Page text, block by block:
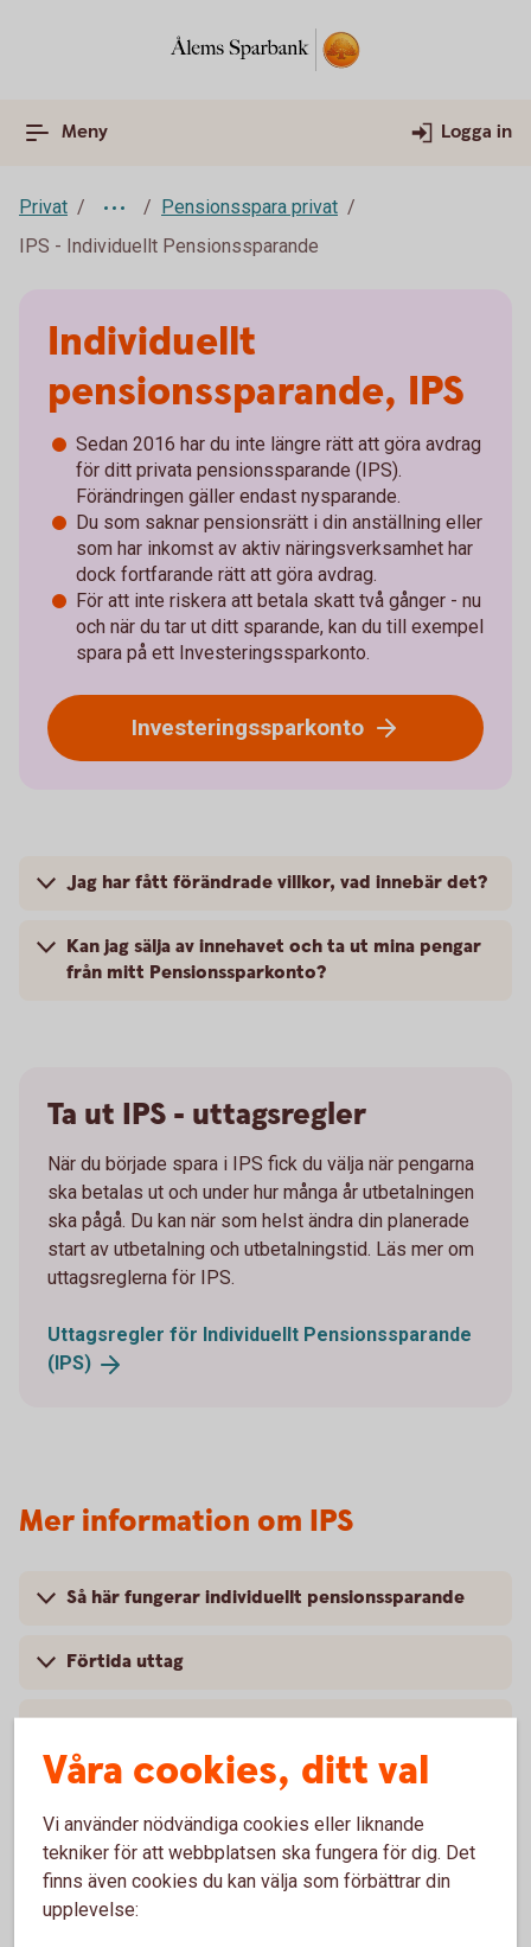
Meny Logga in
Privat
Pensionsspara privat
IPS - Individuellt Pensionssparande
Individuellt
pensionssparande, IPS
Sedan 2016 har du inte längre rätt att göra avdrag
för ditt privata pensionssparande (IPS).
Förändringen gäller endast nysparande.
Du som saknar pensionsrätt i din anställning eller
som har inkomst av aktiv näringsverksamhet har
dock fortfarande rätt att göra avdrag.
För att inte riskera att betala skatt två gånger - nu
och när du tar ut ditt sparande, kan du till exempel
spara på ett Investeringssparkonto.
Investeringssparkonto
Jag har fått förändrade villkor, vad innebär det?
Kan jag sälja av innehavet och ta ut mina pengar
från mitt Pensionssparkonto?
Ta ut IPS - uttagsregler
När du började spara i IPS fick du välja när pengarna
ska betalas ut och under hur många år utbetalningen
ska pågå. Du kan när som helst ändra din planerade
start av utbetalning och utbetalningstid. Läs mer om
uttagsreglerna för IPS.
Uttagsregler för Individuellt Pensionssparande
(IPS)
Mer information om IPS
Så här fungerar individuellt pensionssparande
Förtida uttag
Pris
Villkor och mer information
Vanliga frågor och svar
Våra cookies, ditt val
Vi använder nödvändiga cookies eller liknande
tekniker för att webbplatsen ska fungera för dig. Det
finns även cookies du kan välja som förbättrar din
upplevelse: